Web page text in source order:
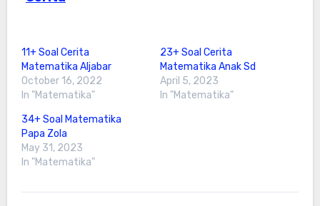
11+ Soal Cerita
Matematika Aljabar
October 16, 2022
In "Matematika"
23+ Soal Cerita
Matematika Anak Sd
April 5, 2023
In "Matematika"
34+ Soal Matematika
Papa Zola
May 31, 2023
In "Matematika"